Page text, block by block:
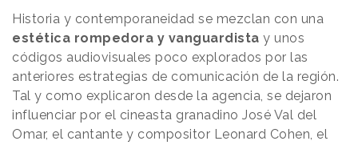
Historia y contemporaneidad se mezclan con una
estética rompedora y vanguardista y unos
códigos audiovisuales poco explorados por las
anteriores estrategias de comunicación de la región.
Tal y como explicaron desde la agencia, se dejaron
influenciar por el cineasta granadino José Val del
Omar, el cantante y compositor Leonard Cohen, el